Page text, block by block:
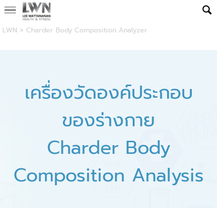
LWN > Charder Body Composition Analyzer
เครื่องวัดองค์ประกอบ
ของร่างกาย
Charder Body
Composition Analysis